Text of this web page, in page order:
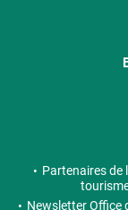
Partenaires de
Newsletter Office